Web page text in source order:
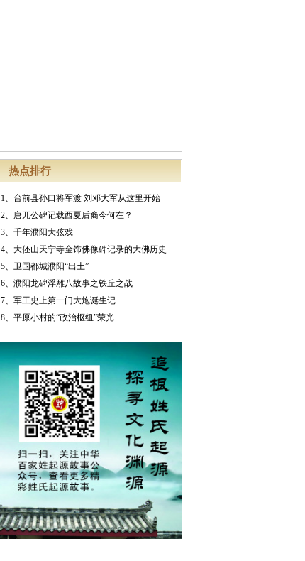
热点排行
1、 台前县孙口将军渡 刘邓大军从这里开始
2、 唐兀公碑记载西夏后裔今何在？
3、 千年濮阳大弦戏
4、 大伾山天宁寺金饰佛像碑记录的大佛历史
5、 卫国都城濮阳“出土”
6、 濮阳龙碑浮雕八故事之铁丘之战
7、 军工史上第一门大炮诞生记
8、 平原小村的“政治枢纽”荣光